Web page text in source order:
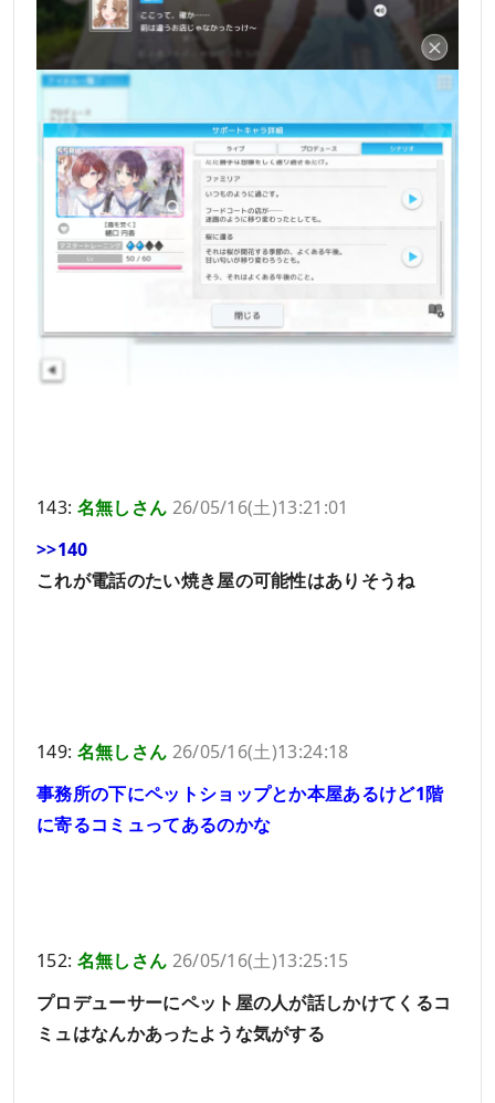
143: 名無しさん 26/05/16(土)13:21:01
>>140
これが電話のたい焼き屋の可能性はありそうね
149: 名無しさん 26/05/16(土)13:24:18
事務所の下にペットショップとか本屋あるけど1階
に寄るコミュってあるのかな
152: 名無しさん 26/05/16(土)13:25:15
プロデューサーにペット屋の人が話しかけてくるコ
ミュはなんかあったような気がする